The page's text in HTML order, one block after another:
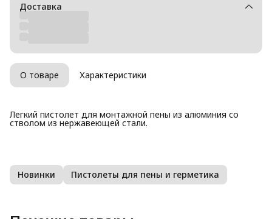
Доставка
О товаре Характеристики
Легкий пистолет для монтажной пены из алюминия со
стволом из нержавеющей стали.
Новинки Пистолеты для пены и герметика